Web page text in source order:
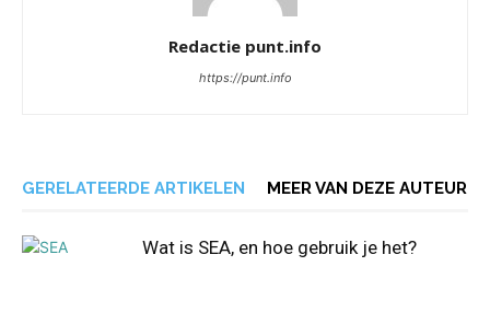
Redactie punt.info
https://punt.info
GERELATEERDE ARTIKELEN MEER VAN DEZE AUTEUR
Wat is SEA, en hoe gebruik je het?